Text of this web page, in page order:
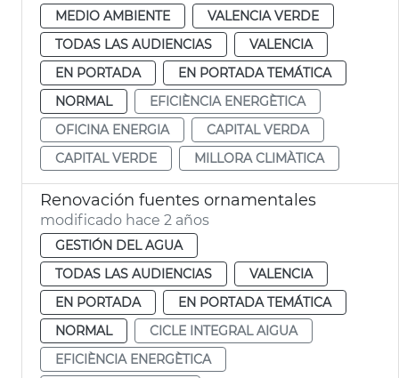
MEDIO AMBIENTE
VALENCIA VERDE
TODAS LAS AUDIENCIAS
VALENCIA
EN PORTADA
EN PORTADA TEMÁTICA
NORMAL
EFICIÈNCIA ENERGÈTICA
OFICINA ENERGIA
CAPITAL VERDA
CAPITAL VERDE
MILLORA CLIMÀTICA
Renovación fuentes ornamentales
modificado hace 2 años
GESTIÓN DEL AGUA
TODAS LAS AUDIENCIAS
VALENCIA
EN PORTADA
EN PORTADA TEMÁTICA
NORMAL
CICLE INTEGRAL AIGUA
EFICIÈNCIA ENERGÈTICA